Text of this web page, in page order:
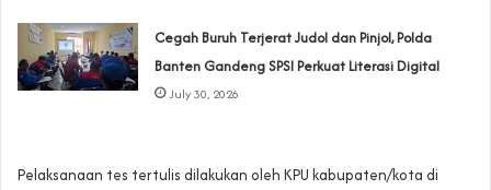
Cegah Buruh Terjerat Judol dan Pinjol, Polda
Banten Gandeng SPSI Perkuat Literasi Digital
July 30, 2026
Pelaksanaan tes tertulis dilakukan oleh KPU kabupaten/kota di